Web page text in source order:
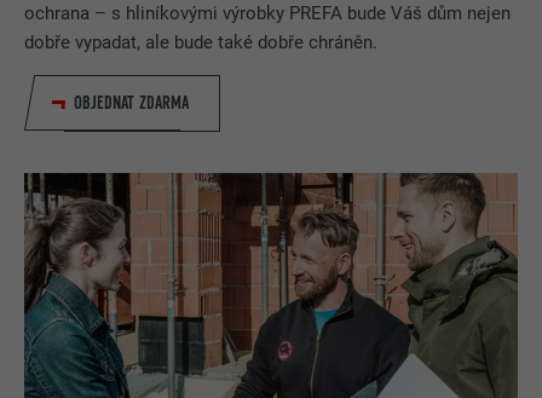
ochrana – s hliníkovými výrobky PREFA bude Váš dům nejen
dobře vypadat, ale bude také dobře chráněn.
OBJEDNAT ZDARMA